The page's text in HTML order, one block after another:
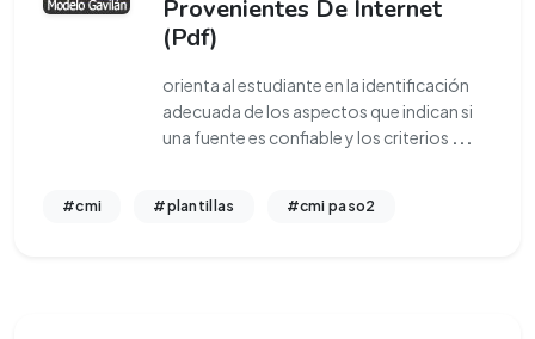
Provenientes De Internet
(Pdf)
orienta al estudiante en la identificación
adecuada de los aspectos que indican si
una fuente es confiable y los criterios ...
#cmi #plantillas #cmi paso2